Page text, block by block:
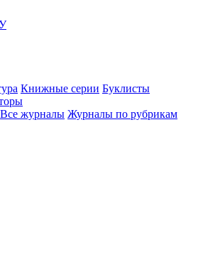
Книжные серии Буклисты
Все журналы Журналы по рубрикам